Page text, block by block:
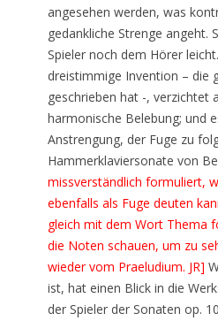
angesehen werden, was
gedankliche Strenge angeht.
Spieler noch dem Hörer
dreistimmige Invention – die
geschrieben hat -, verzichtet
harmonische Belebung; und
Anstrengung, der Fuge zu
Hammerklaviersonate von
missverständlich formuliert,
ebenfalls als Fuge deuten
gleich mit dem Wort Thema
die Noten schauen, um zu
wieder vom Praeludium. JR]
ist, hat einen Blick in die
der Spieler der Sonaten op.